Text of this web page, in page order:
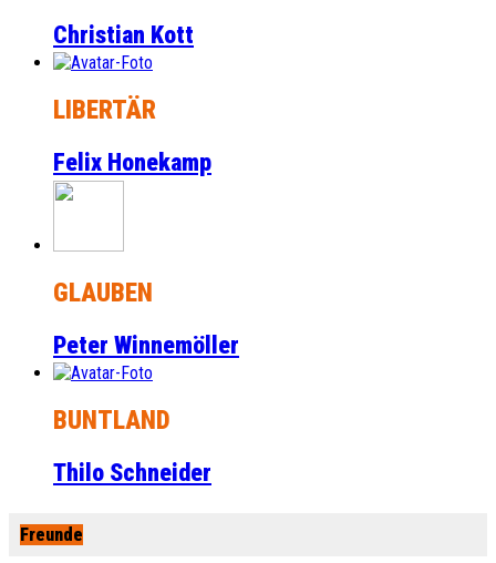
Christian Kott
LIBERTÄR
Felix Honekamp
GLAUBEN
Peter Winnemöller
BUNTLAND
Thilo Schneider
Freunde